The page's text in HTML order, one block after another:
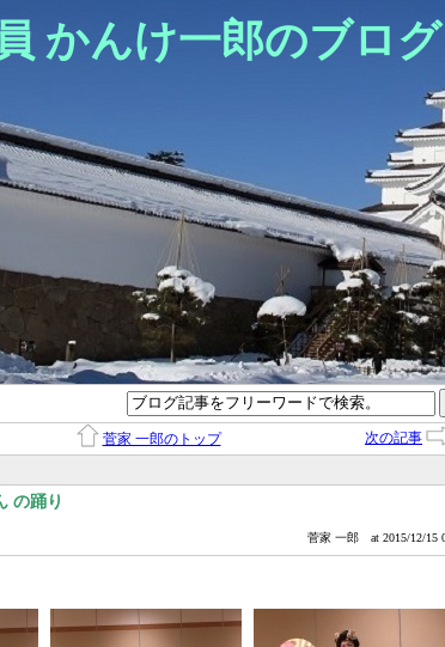
かんけ一郎のブログ
菅家 一郎のトップ 次の記事
の踊り
菅家 一郎 at 2015/12/15